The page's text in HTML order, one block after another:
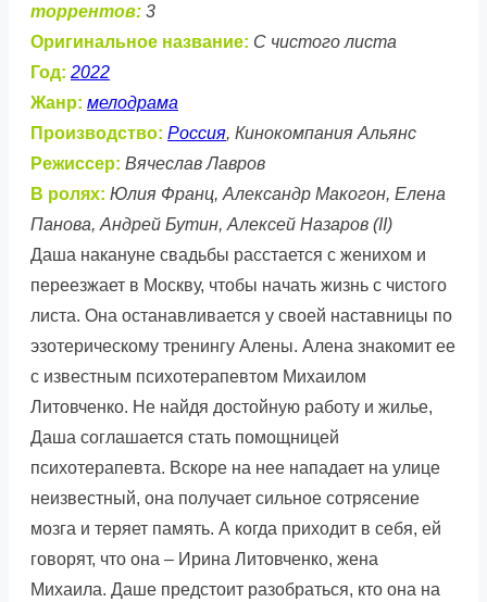
торрентов: 3
Оригинальное название: С чистого листа
Год: 2022
Жанр: мелодрама
Производство: Россия, Кинокомпания Альянс
Режиссер: Вячеслав Лавров
В ролях: Юлия Франц, Александр Макогон, Елена
Панова, Андрей Бутин, Алексей Назаров (II)
Даша накануне свадьбы расстается с женихом и
переезжает в Москву, чтобы начать жизнь с чистого
листа. Она останавливается у своей наставницы по
эзотерическому тренингу Алены. Алена знакомит ее
с известным психотерапевтом Михаилом
Литовченко. Не найдя достойную работу и жилье,
Даша соглашается стать помощницей
психотерапевта. Вскоре на нее нападает на улице
неизвестный, она получает сильное сотрясение
мозга и теряет память. А когда приходит в себя, ей
говорят, что она – Ирина Литовченко, жена
Михаила. Даше предстоит разобраться, кто она на